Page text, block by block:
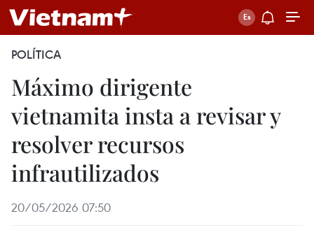
POLÍTICA
Máximo dirigente
vietnamita insta a revisar y
resolver recursos
infrautilizados
20/05/2026 07:50